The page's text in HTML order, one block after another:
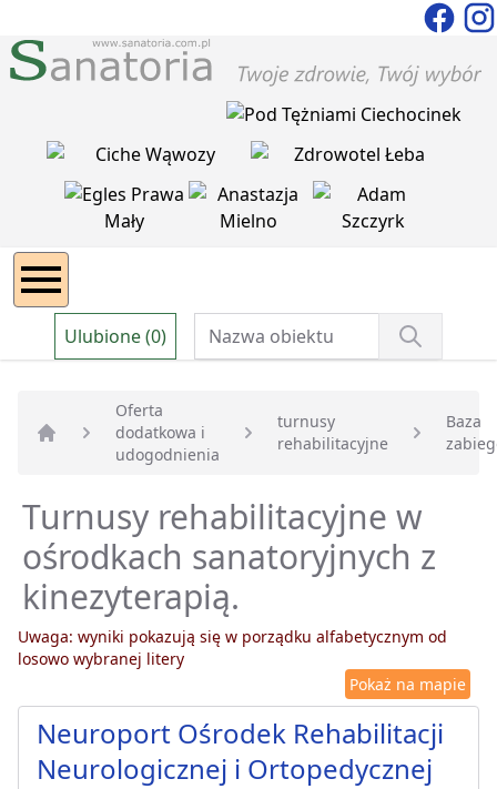
Ulubione (0)
Strona główna
Oferta
dodatkowa i
udogodnienia
turnusy
rehabilitacyjne
Baza
Turnusy rehabilitacyjne w
ośrodkach sanatoryjnych z
kinezyterapią.
Uwaga: wyniki pokazują się w porządku alfabetycznym od
losowo wybranej litery
Pokaż na mapie
Neuroport Ośrodek Rehabilitacji
Neurologicznej i Ortopedycznej